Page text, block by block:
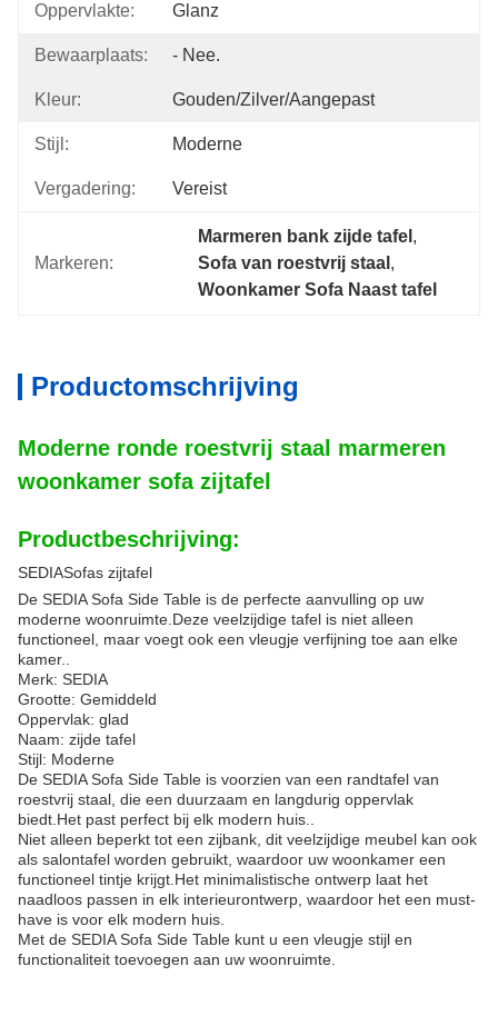
Oppervlakte: Glanz
Bewaarplaats: - Nee.
Kleur: Gouden/Zilver/aangepast
Stijl: Moderne
Vergadering: Vereist
Markeren:
Marmeren bank zijde tafel ,
Sofa van roestvrij staal ,
Woonkamer Sofa Naast tafel
Productomschrijving
Moderne ronde roestvrij staal marmeren
woonkamer sofa zijtafel
Productbeschrijving:
SEDIASofas zijtafel
De SEDIA Sofa Side Table is de perfecte aanvulling op uw
moderne woonruimte.Deze veelzijdige tafel is niet alleen
functioneel, maar voegt ook een vleugje verfijning toe aan elke
kamer..
Merk: SEDIA
Grootte: Gemiddeld
Oppervlak: glad
Naam: zijde tafel
Stijl: Moderne
De SEDIA Sofa Side Table is voorzien van een randtafel van
roestvrij staal, die een duurzaam en langdurig oppervlak
biedt.Het past perfect bij elk modern huis..
Niet alleen beperkt tot een zijbank, dit veelzijdige meubel kan ook
als salontafel worden gebruikt, waardoor uw woonkamer een
functioneel tintje krijgt.Het minimalistische ontwerp laat het
naadloos passen in elk interieurontwerp, waardoor het een must-
have is voor elk modern huis.
Met de SEDIA Sofa Side Table kunt u een vleugje stijl en
functionaliteit toevoegen aan uw woonruimte.